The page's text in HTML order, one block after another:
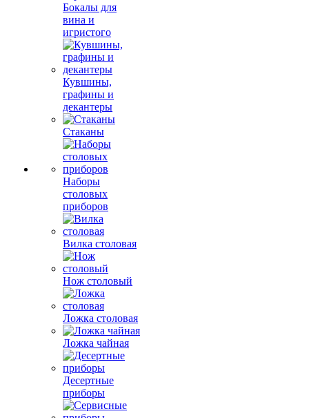
Бокалы для
вина и
игристого
Кувшины,
графины и
декантеры
Стаканы
Наборы
столовых
приборов
Вилка столовая
Нож столовый
Ложка столовая
Ложка чайная
Десертные
приборы